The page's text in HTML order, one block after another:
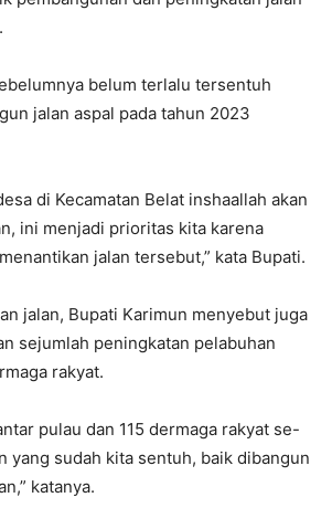
belum terlalu tersentuh
jalan aspal pada tahun 2023
di Kecamatan Belat inshaallah akan
ini menjadi prioritas kita karena
jalan tersebut,” kata Bupati.
jalan, Bupati Karimun menyebut juga
sejumlah peningkatan pelabuhan
rakyat.
pulau dan 115 dermaga rakyat se-
yang sudah kita sentuh, baik dibangun
katanya.